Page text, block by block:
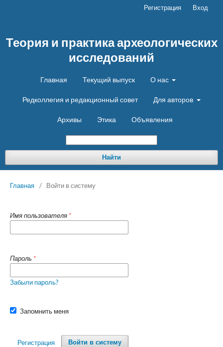
Теория и практика археологических
исследований
Главная Текущий выпуск О нас
Редколлегия и редакционный совет Для авторов
Архивы Этика Объявления
Найти
Регистрация Вход
Главная / Войти в систему
Имя пользователя *
Пароль *
Забыли пароль?
Запомнить меня
Войти в систему
Регистрация